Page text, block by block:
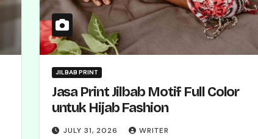
JILBAB PRINT
Jasa Print Jilbab Motif Full Color
untuk Hijab Fashion
JULY 31, 2026 WRITER